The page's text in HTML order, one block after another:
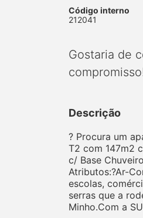
Código interno
212041
Gostaria de
Descrição
? Procura um
T2 com 147m2
c/ Base
Atributos:?Ar-
escolas,
serras que a
Minho.Com a